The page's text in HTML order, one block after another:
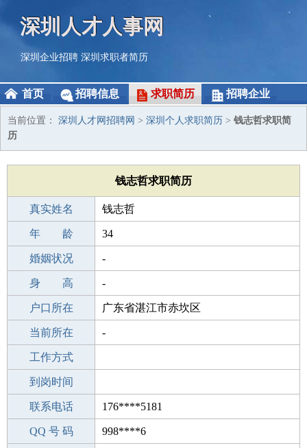
深圳人才人事网
深圳企业招聘 深圳求职者简历
首页 招聘信息 求职简历 招聘企业
当前位置： 深圳人才网招聘网 > 深圳个人求职简历 > 钱志哲求职简
历
钱志哲求职简历
真实姓名 钱志哲
性 别 男
年 龄 34
出生年月 1992-12-03
婚姻状况 -
学 历 初中
身 高 -
毕业学校 成都茶店初级中学
户口所在 广东省湛江市赤坎区
所学专业 -
当前所在 -
工作经验
工作方式
驾 照
到岗时间
期望月薪
联系电话 176****5181
手机号码 176****5181
QQ 号 码 998****6